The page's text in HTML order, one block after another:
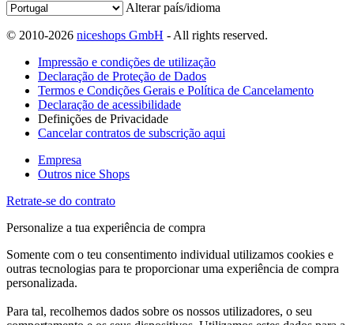
Alterar país/idioma
© 2010-2026 niceshops GmbH - All rights reserved.
Impressão e condições de utilização
Declaração de Proteção de Dados
Termos e Condições Gerais e Política de Cancelamento
Declaração de acessibilidade
Definições de Privacidade
Cancelar contratos de subscrição aqui
Empresa
Outros nice Shops
Retrate-se do contrato
Personalize a tua experiência de compra
Somente com o teu consentimento individual utilizamos cookies e
outras tecnologias para te proporcionar uma experiência de compra
personalizada.
Para tal, recolhemos dados sobre os nossos utilizadores, o seu